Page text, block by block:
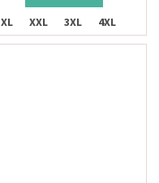
XL XXL 3XL 4XL